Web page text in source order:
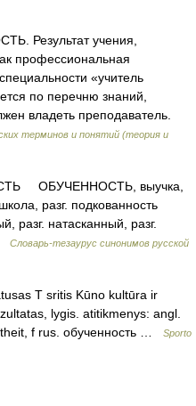
Результат учения,
профессиональная
«учитель
по перечню знаний,
владеть преподаватель.
терминов и понятий (теория и
ОБУЧЕННОСТЬ, выучка,
разг. подкованность
натасканный, разг.
Словарь-тезаурус синонимов русской
T sritis Kūno kultūra ir
lygis. atitikmenys: angl.
f rus. обученность …
Sporto